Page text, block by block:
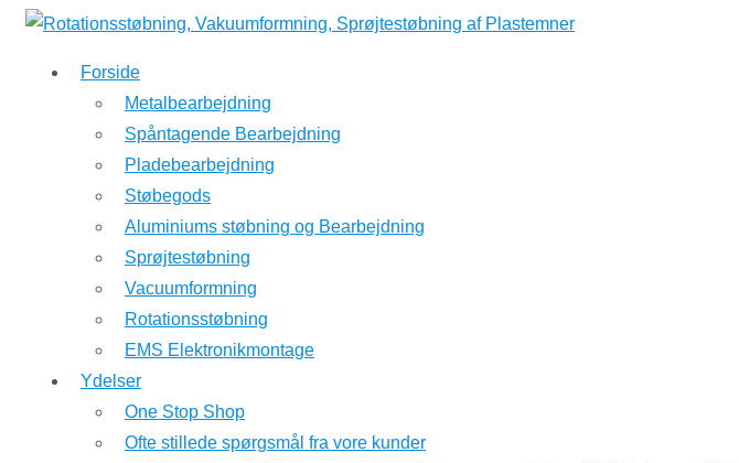
↓
hovedindhold
Forside
Metalbearbejdning
Spåntagende Bearbejdning
Pladebearbejdning
Støbegods
Aluminiums støbning og Bearbejdning
Sprøjtestøbning
Vacuumformning
Rotationsstøbning
EMS Elektronikmontage
Ydelser
One Stop Shop
Ofte stillede spørgsmål fra vore kunder